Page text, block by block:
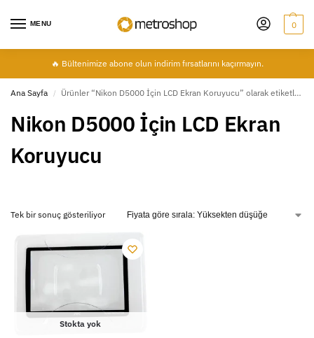
MENU 0
🔥 Bültenimize abone olun indirim fırsatlarını kaçırmayın.
Ana Sayfa / Ürünler “Nikon D5000 İçin LCD Ekran Koruyucu” olarak etiketlendi
Nikon D5000 İçin LCD Ekran
Koruyucu
Tek bir sonuç gösteriliyor
Stokta yok